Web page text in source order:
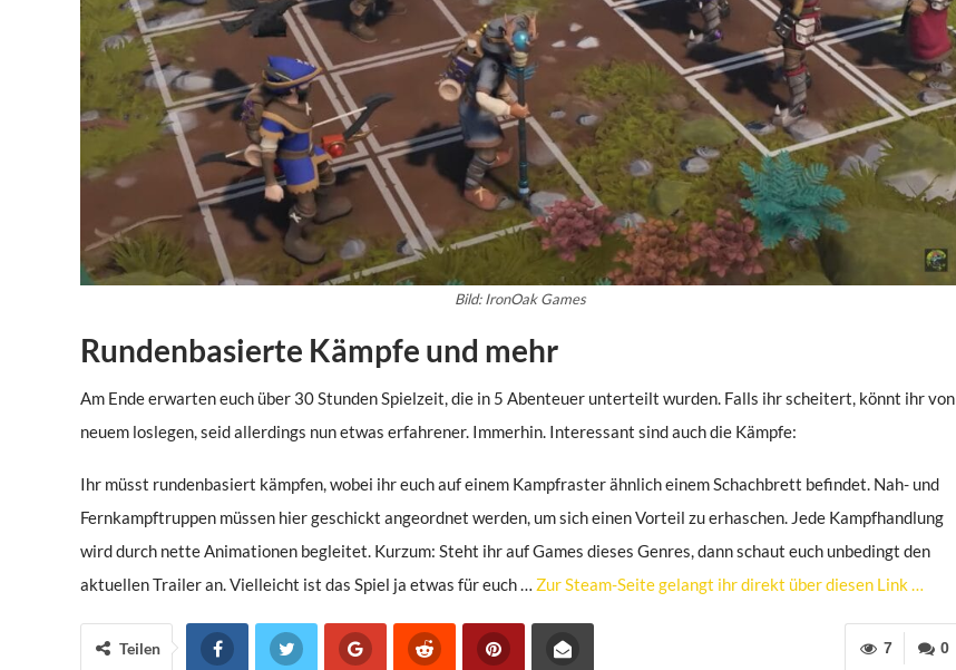
Bild: IronOak Games
Rundenbasierte Kämpfe und mehr
Am Ende erwarten euch über 30 Stunden Spielzeit, die in 5 Abenteuer unterteilt wurden. Falls ihr scheitert, könnt ihr von
neuem loslegen, seid allerdings nun etwas erfahrener. Immerhin. Interessant sind auch die Kämpfe:
Ihr müsst rundenbasiert kämpfen, wobei ihr euch auf einem Kampfraster ähnlich einem Schachbrett befindet. Nah- und
Fernkampftruppen müssen hier geschickt angeordnet werden, um sich einen Vorteil zu erhaschen. Jede Kampfhandlung
wird durch nette Animationen begleitet. Kurzum: Steht ihr auf Games dieses Genres, dann schaut euch unbedingt den
aktuellen Trailer an. Vielleicht ist das Spiel ja etwas für euch … Zur Steam-Seite gelangt ihr direkt über diesen Link …
0
7
Teilen